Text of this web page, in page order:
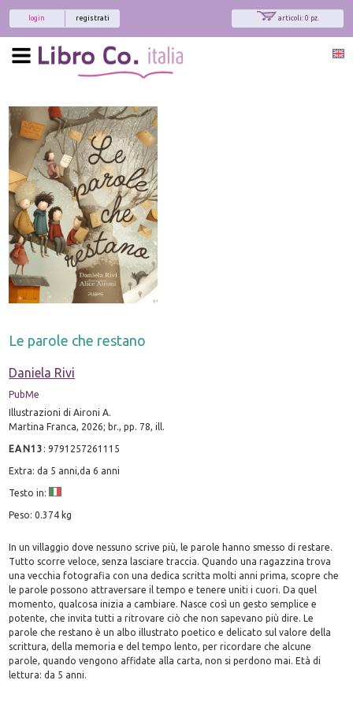
articoli: 0 pz.
registrati
login
Le parole che restano
Daniela Rivi
PubMe
Illustrazioni di Aironi A.
Martina Franca, 2026; br., pp. 78, ill.
EAN13 :9791257261115
Extra: da 5 anni,da 6 anni
Testo in:
Peso: 0.374 kg
In un villaggio dove nessuno scrive più, le parole hanno smesso di restare.
Tutto scorre veloce, senza lasciare traccia. Quando una ragazzina trova
una vecchia fotografia con una dedica scritta molti anni prima, scopre che
le parole possono attraversare il tempo e tenere uniti i cuori. Da quel
momento, qualcosa inizia a cambiare. Nasce così un gesto semplice e
potente, che invita tutti a ritrovare ciò che non sapevano più dire. Le
parole che restano è un albo illustrato poetico e delicato sul valore della
scrittura, della memoria e del tempo lento, per ricordare che alcune
parole, quando vengono affidate alla carta, non si perdono mai. Età di
lettura: da 5 anni.